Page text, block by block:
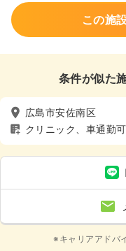
この施
条件が似た
広島市安佐南区
クリニック、車通勤
※キャリアアドバ